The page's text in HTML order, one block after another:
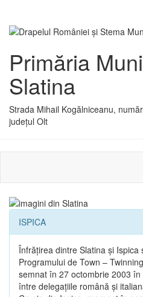
Primăria
Slatina
Strada Mihail Kogălniceanu,
județul Olt
ISPICA
Înfrăţirea dintre Slatina şi
Programului de Town –
semnat în 27 octombrie 2003
între delegaţiile română şi